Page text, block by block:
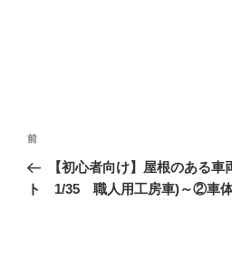
投
ナ
前
の
投
前
【初心者向け】屋根のある
ト 1/35 職人用工房車)～②車体